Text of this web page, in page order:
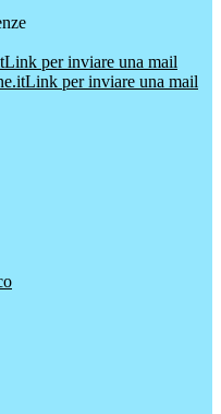
Link per inviare una mail
Link per inviare una mail